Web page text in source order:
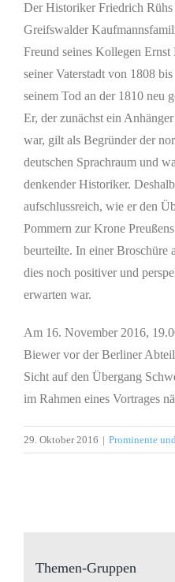
Der Historiker Friedrich
Greifswalder
Freund seines Kollegen
seiner Vaterstadt von 1808
seinem Tod an der 1810 neu
Er, der zunächst ein
war, gilt als Begründer der
deutschen Sprachraum und
denkender Historiker.
aufschlussreich, wie er den
Pommern zur Krone
beurteilte. In einer Broschüre
dies noch positiver und
erwarten war.
Am 16. November 2016,
Biewer vor der Berliner
Sicht auf den Übergang
im Rahmen eines Vortrages
29. Oktober 2016 | Prominente
Themen-Gruppen